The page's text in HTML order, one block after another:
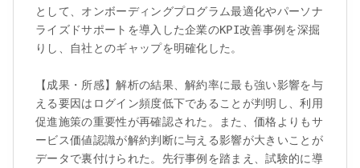
として、オンボーディングプログラム最適化やパーソナ
ライズドサポートを導入した企業のKPI改善事例を深掘
りし、自社とのギャップを明確化した。
【成果・所感】解析の結果、解約率に最も強い影響を与
える要因はログイン頻度低下であることが判明し、利用
促進施策の重要性が再確認された。また、価格よりもサ
ービス価値認識が解約判断に与える影響が大きいことが
データで裏付けられた。先行事例を踏まえ、試験的に導